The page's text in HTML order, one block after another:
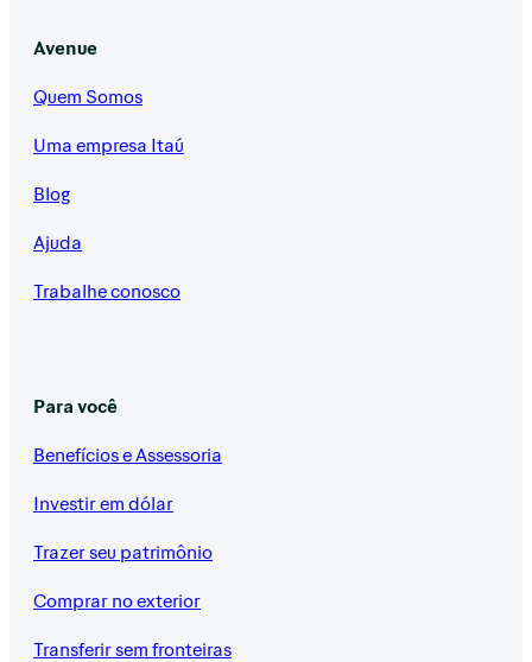
Avenue
Quem Somos
Uma empresa Itaú
Blog
Ajuda
Trabalhe conosco
Para você
Benefícios e Assessoria
Investir em dólar
Trazer seu patrimônio
Comprar no exterior
Transferir sem fronteiras